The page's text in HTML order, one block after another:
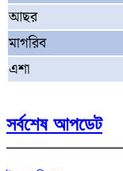
আছর
মাগরিব
এশা
সর্বশেষ আপডেট